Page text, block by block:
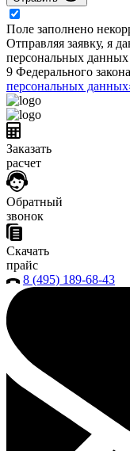
Поле заполнено
Отправляя заявку, я
персональных данных
9 Федерального
персональных
Заказать
расчет
Обратный
звонок
Скачать
прайс
8 (495) 189-68-43